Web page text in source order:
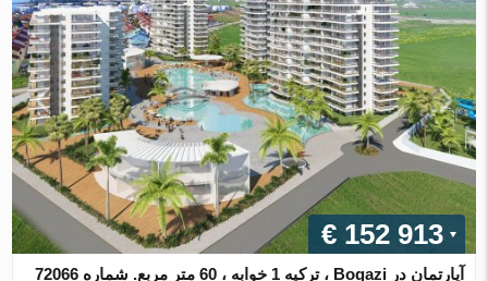
€ 152 913
آپارتمان در Bogazi ، ترکیه 1 خوابه ، 60 متر مربع. شماره 72066